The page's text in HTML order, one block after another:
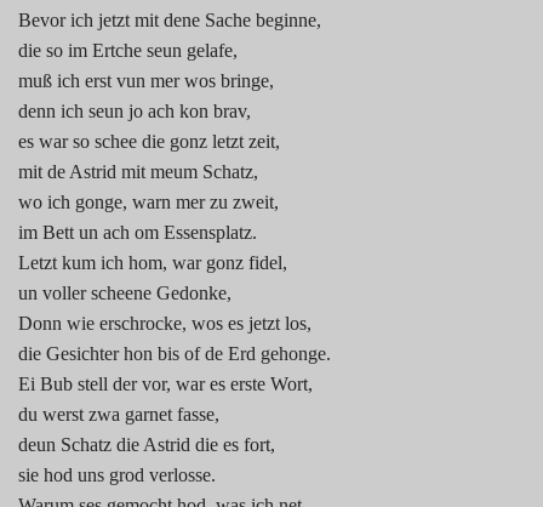
Bevor ich jetzt mit dene Sache beginne,
die so im Ertche seun gelafe,
muß ich erst vun mer wos bringe,
denn ich seun jo ach kon brav,
es war so schee die gonz letzt zeit,
mit de Astrid mit meum Schatz,
wo ich gonge, warn mer zu zweit,
im Bett un ach om Essensplatz.
Letzt kum ich hom, war gonz fidel,
un voller scheene Gedonke,
Donn wie erschrocke, wos es jetzt los,
die Gesichter hon bis of de Erd gehonge.
Ei Bub stell der vor, war es erste Wort,
du werst zwa garnet fasse,
deun Schatz die Astrid die es fort,
sie hod uns grod verlosse.